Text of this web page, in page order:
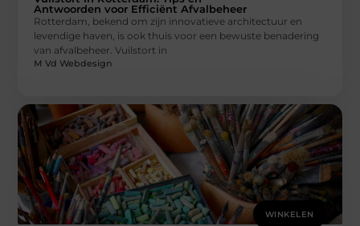
Antwoorden voor Efficiënt Afvalbeheer
Rotterdam, bekend om zijn innovatieve architectuur en
levendige haven, is ook thuis voor een bewuste benadering
van afvalbeheer. Vuilstort in
M Vd Webdesign
WINKELEN